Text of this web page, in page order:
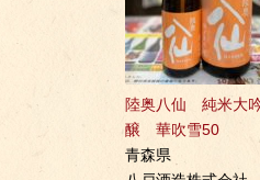
陸奥八仙 純米大
醸 華吹雪50
青森県